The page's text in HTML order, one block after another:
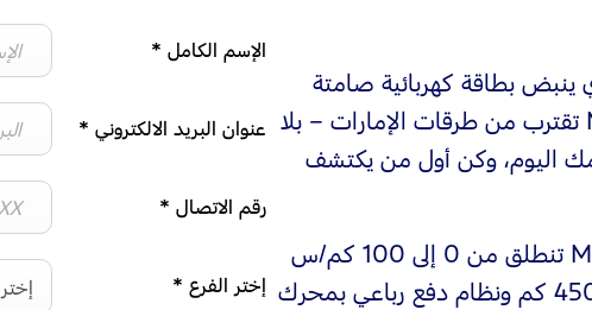
ينبض بطاقة كهربائية صامتة
وبحلّة استثنائية. فورد موستانغ Mach‑E تقترب من طرقات الإمارات – بلا
اليوم، وكن أول من يكتشف
بتسارع يخطف الأنفاس موستانغ Mach‑E تنطلق من 0 إلى 100 كم/س
في 3.3 ثوانٍ فقط، مع مدى يصل حتى 450 كم ونظام دفع رباعي بمحرك
الإسم الكامل *
عنوان البريد الالكتروني *
رقم الاتصال *
إختر الفرع *